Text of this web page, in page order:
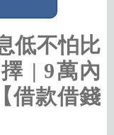
低不怕比
| 9萬內
借款借錢